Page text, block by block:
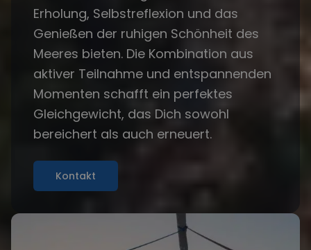
Erholung, Selbstreflexion und das
Genießen der ruhigen Schönheit des
Meeres bieten. Die Kombination aus
aktiver Teilnahme und entspannenden
Momenten schafft ein perfektes
Gleichgewicht, das Dich sowohl
bereichert als auch erneuert.
Kontakt